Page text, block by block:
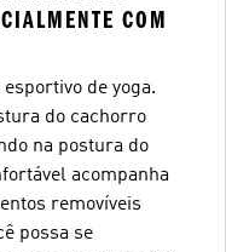
COM
de yoga.
do cachorro
na postura do
acompanha
removíveis
possa se